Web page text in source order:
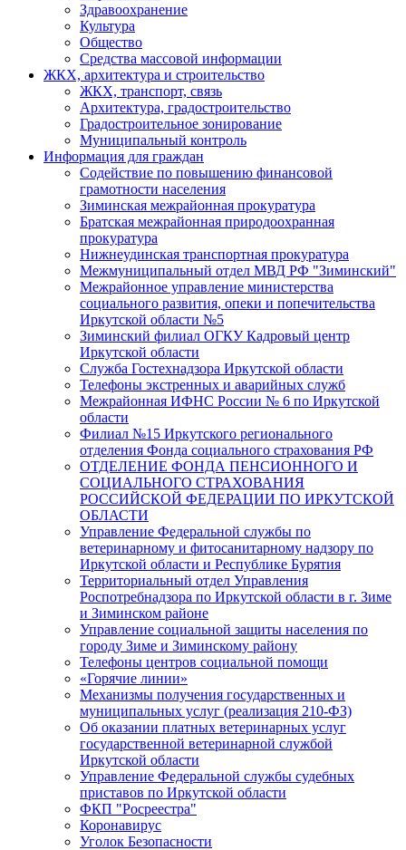
Здравоохранение
Культура
Общество
Средства массовой информации
ЖКХ, архитектура и строительство
ЖКХ, транспорт, связь
Архитектура, градостроительство
Градостроительное зонирование
Муниципальный контроль
Информация для граждан
Содействие по повышению финансовой
грамотности населения
Зиминская межрайонная прокуратура
Братская межрайонная природоохранная
прокуратура
Нижнеудинская транспортная прокуратура
Межмуниципальный отдел МВД РФ "Зиминский"
Межрайонное управление министерства
социального развития, опеки и попечительства
Иркутской области №5
Зиминский филиал ОГКУ Кадровый центр
Иркутской области
Служба Гостехнадзора Иркутской области
Телефоны экстренных и аварийных служб
Межрайонная ИФНС России № 6 по Иркутской
области
Филиал №15 Иркутского регионального
отделения Фонда социального страхования РФ
ОТДЕЛЕНИЕ ФОНДА ПЕНСИОННОГО И
СОЦИАЛЬНОГО СТРАХОВАНИЯ
РОССИЙСКОЙ ФЕДЕРАЦИИ ПО ИРКУТСКОЙ
ОБЛАСТИ
Управление Федеральной службы по
ветеринарному и фитосанитарному надзору по
Иркутской области и Республике Бурятия
Территориальный отдел Управления
Роспотребнадзора по Иркутской области в г. Зиме
и Зиминском районе
Управление социальной защиты населения по
городу Зиме и Зиминскому району
Телефоны центров социальной помощи
«Горячие линии»
Механизмы получения государственных и
муниципальных услуг (реализация 210-ФЗ)
Об оказании платных ветеринарных услуг
государственной ветеринарной службой
Иркутской области
Управление Федеральной службы судебных
приставов по Иркутской области
ФКП "Росреестра"
Коронавирус
Уголок Безопасности